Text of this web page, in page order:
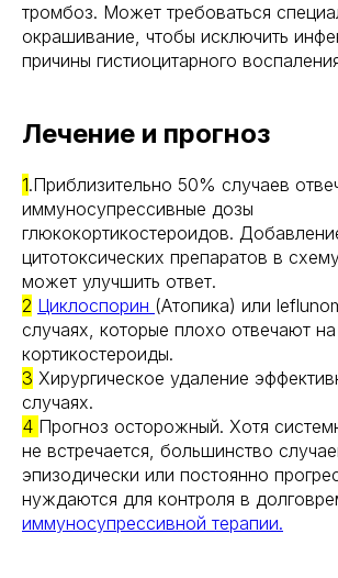
тромбоз. Может требоваться
окрашивание, чтобы исключить
причины гистиоцитарного
Лечение и прогноз
1.Приблизительно 50% случаев
иммуносупрессивные дозы
глюкокортикостероидов.
цитотоксических препаратов в
может улучшить ответ.
2 Циклоспорин (Атопика) или
случаях, которые плохо отвечают на
кортикостероиды.
3 Хирургическое удаление
случаях.
4 Прогноз осторожный. Хотя
не встречается, большинство
эпизодически или постоянно
нуждаются для контроля в
иммуносупрессивной терапии.